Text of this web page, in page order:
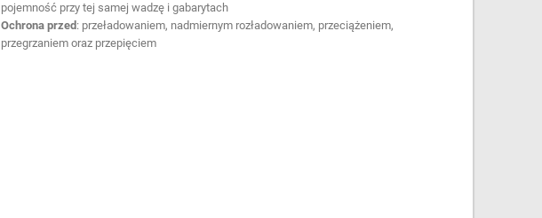
pojemność przy tej samej wadzę i gabarytach
Ochrona przed : przeładowaniem, nadmiernym rozładowaniem, przeciążeniem,
przegrzaniem oraz przepięciem